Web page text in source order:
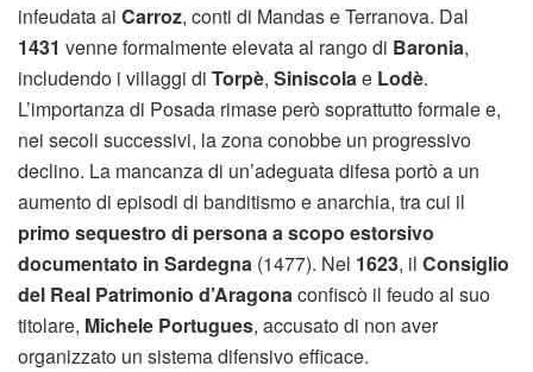
infeudata ai Carroz, conti di Mandas e Terranova. Dal
1431 venne formalmente elevata al rango di Baronia,
includendo i villaggi di Torpè, Siniscolae Lodè.
L’importanza di Posada rimase però soprattutto formale e,
nei secoli successivi, la zona conobbe un progressivo
declino. La mancanza di un’adeguata difesa portò a un
aumento di episodi di banditismo e anarchia, tra cui il
primo sequestro di persona a scopo estorsivo
documentato in Sardegna (1477). Nel 1623, il Consiglio
del Real Patrimonio d’Aragonaconfiscò il feudo al suo
titolare, Michele Portugues, accusato di non aver
organizzato un sistema difensivo efficace.